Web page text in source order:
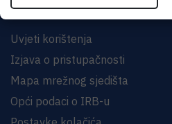
Uvjeti korištenja
Izjava o pristupačnosti
Mapa mrežnog sjedišta
Opći podaci o IRB-u